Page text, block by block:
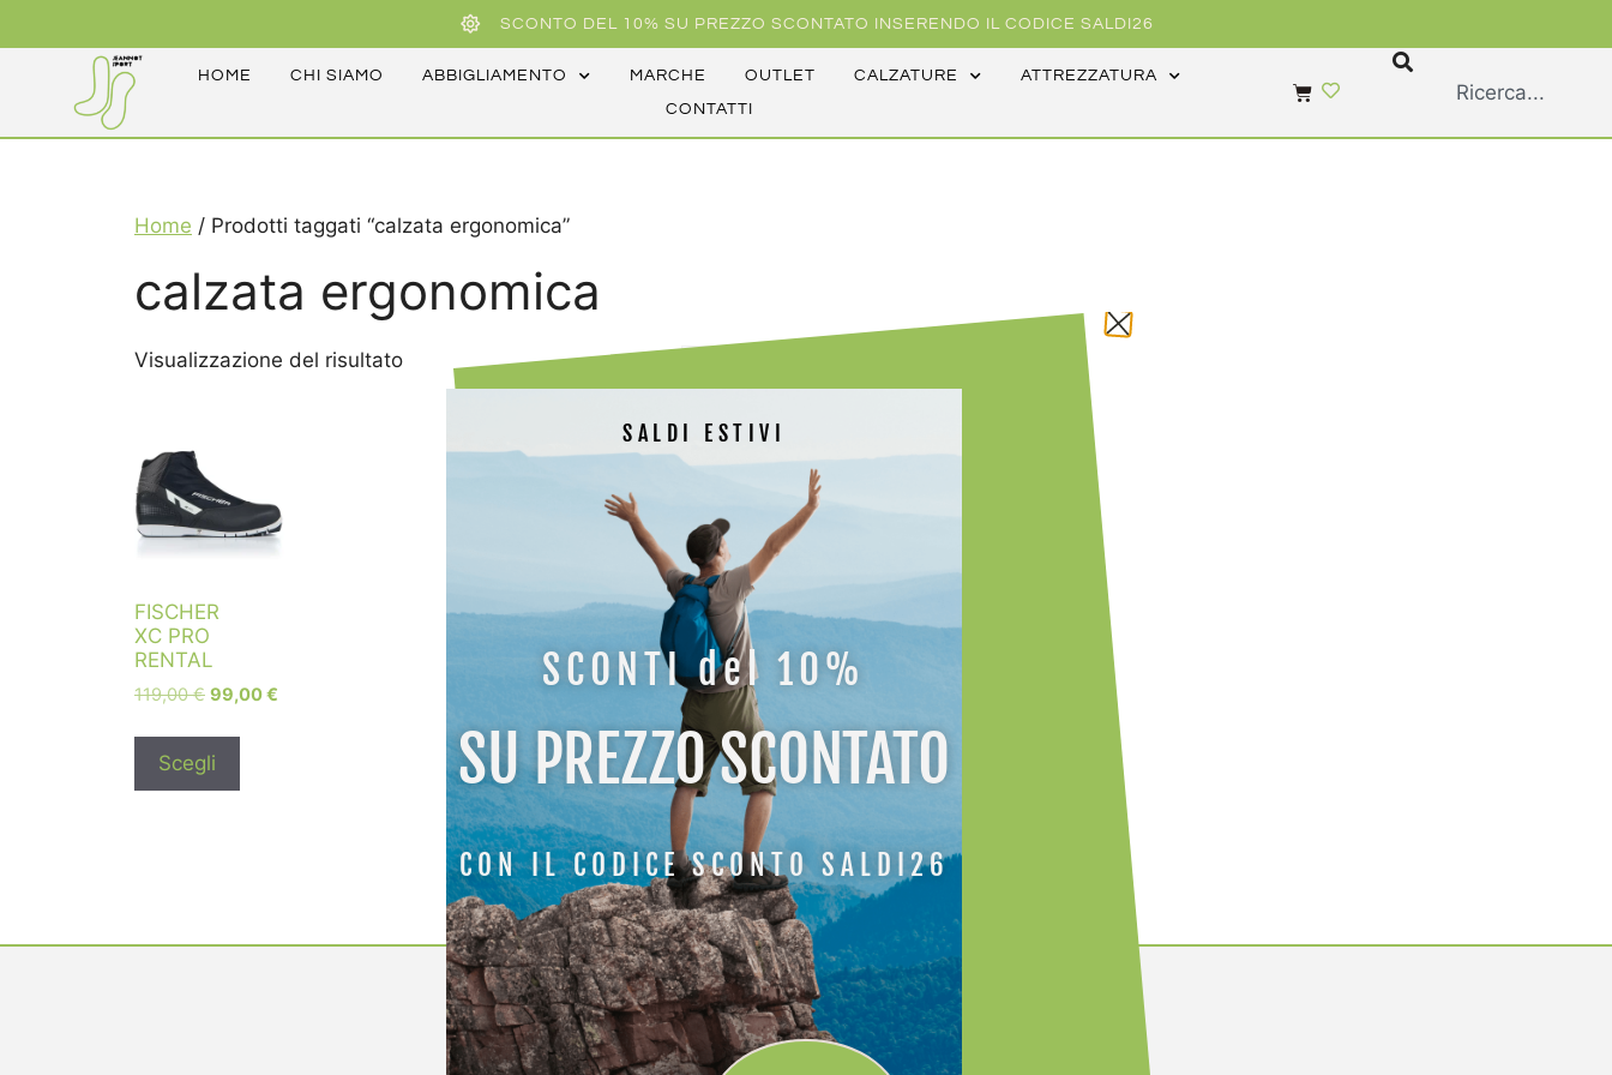
SCONTO DEL 10% SU PREZZO SCONTATO INSERENDO IL CODICE SALDI26
HOME CHI SIAMO ABBIGLIAMENTO MARCHE OUTLET CALZATURE
ATTREZZATURA
CONTATTI
Home / Prodotti taggati “calzata ergonomica”
calzata ergonomica
Visualizzazione del risultato
FISCHER
XC PRO
RENTAL
119,00€ 99,00€
Scegli
SALDI ESTIVI
SCONTI del 10%
SU PREZZO SCONTATO
CON IL CODICE SCONTO SALDI26